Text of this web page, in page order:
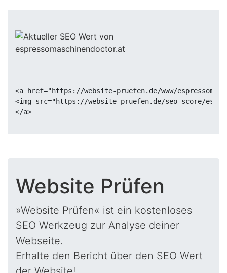
<a href="https://website-pruefen.de/www/
<img src="https://website-pruefen.de/seo-score/
Website Prüfen
»Website Prüfen« ist ein kostenloses
SEO Werkzeug zur Analyse deiner
Webseite.
Erhalte den Bericht über den SEO Wert